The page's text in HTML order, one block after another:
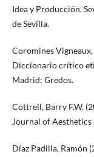
Idea y Producción.
de Sevilla.
Coromines
Diccionario crítico
Madrid: Gredos.
Cottrell, Barry F.W.
Journal of
Díaz Padilla, Ramón